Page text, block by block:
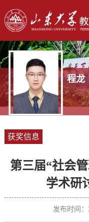
程龙
获奖信息
第三届“社会
学术研
发布时间